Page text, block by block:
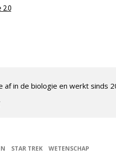
2.0
in de biologie en werkt sinds
STAR TREK WETENSCHAP